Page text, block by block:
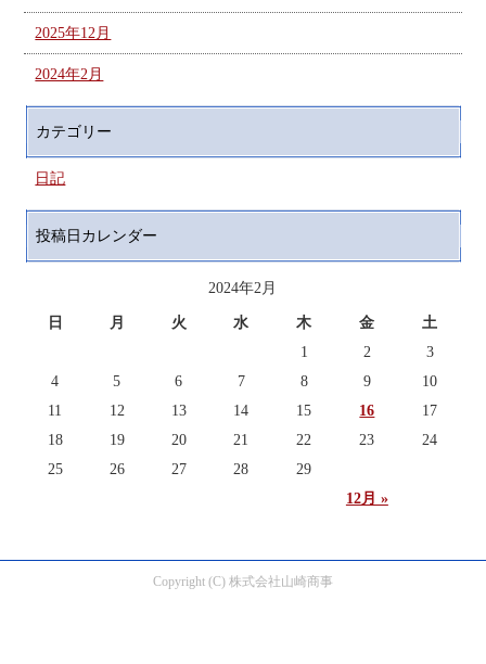
2025年12月
2024年2月
カテゴリー
日記
投稿日カレンダー
2024年2月
日 月 火 水 木 金 土
12月 »
1 2
3
4
5 6 7 8 9
10
11
12 13 14 15 16
17
18
19 20 21 22 23
24
25
26 27 28 29
Copyright (C) 株式会社山崎商事